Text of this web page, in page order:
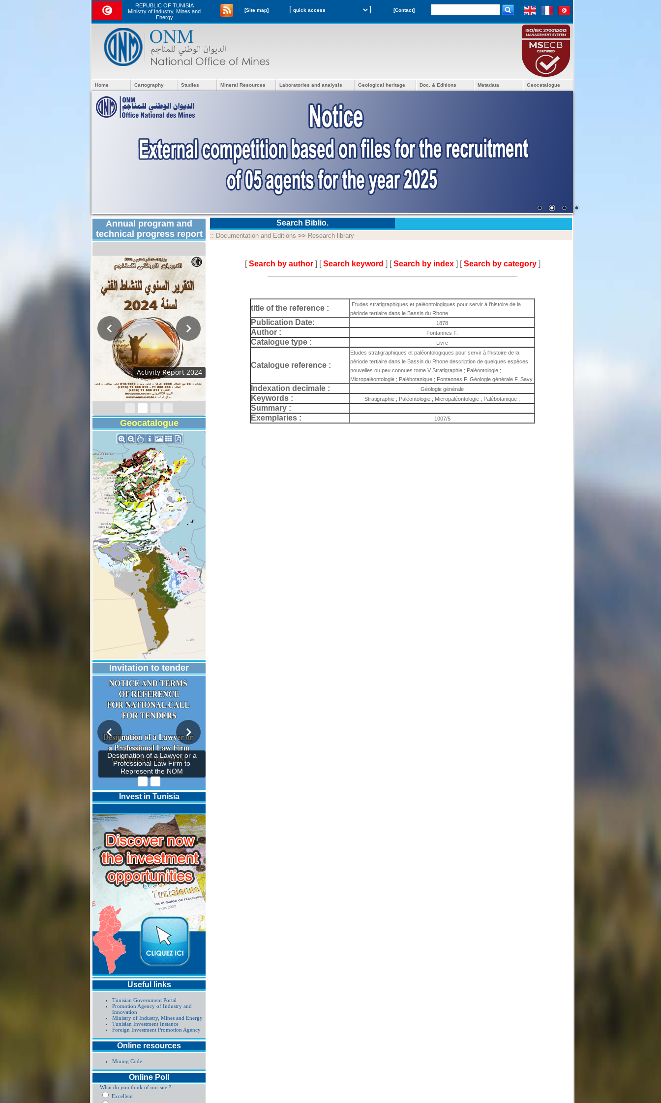
REPUBLIC OF TUNISIA
Ministry of Industry, Mines and
Energy
[Site map] [ ] [Contact]
Home Cartography Studies Mineral Resources Laboratories and analysis Geological heritage Doc. & Editions Metadata Geocatalogue
Annual program and
technical progress report
Activity Report 2024
Geocatalogue
Invitation to tender
Designation of a Lawyer or a
Professional Law Firm to
Represent the NOM
Invest in Tunisia
Useful links
Tunisian Government Portal
Promotion Agency of Industry and
Innovation
Ministry of Industry, Mines and Energy
Tunisian Investment Instance
Foreign Investment Promotion Agency
Online resources
Mining Code
Online Poll
What do you think of our site ?
Excellent
Search Biblio.
:: Documentation and Editions >> Research library
[Search by author ] [Search keyword ] [Search by index ] [Search by category ]
title of the reference :
Etudes stratigraphiques et paléontologiques pour servir à l'histoire de la
période tertiaire dans le Bassin du Rhone
Publication Date: 1878
Author : Fontannes F.
Catalogue type : Livre
Catalogue reference :
Etudes stratigraphiques et paléontologiques pour servir à l'histoire de la
période tertiaire dans le Bassin du Rhone description de quelques espèces
nouvelles ou peu connues tome V Stratigraphie ; Paléontologie ;
Micropaléontologie ; Palébotanique ; Fontannes F. Géologie générale F. Savy
Indexation decimale : Géologie générale
Keywords : Stratigraphie ; Paléontologie ; Micropaléontologie ; Palébotanique ;
Summary :
Exemplaries :
1007/5